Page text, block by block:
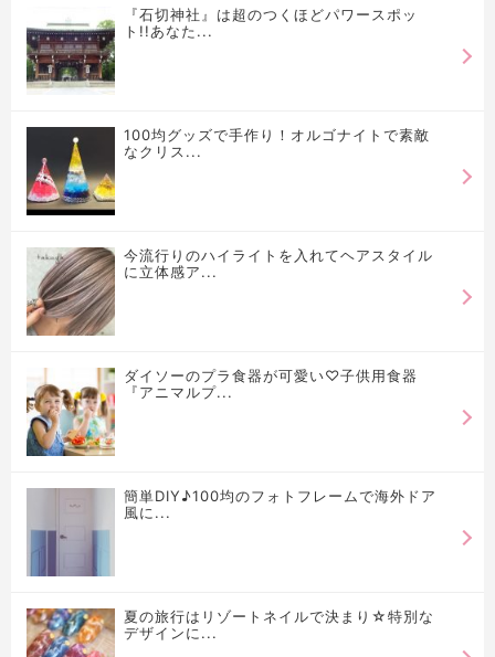
『石切神社』は超のつくほどパワースポッ
ト!!あなた...
100均グッズで手作り！オルゴナイトで素敵
なクリス...
今流行りのハイライトを入れてヘアスタイル
に立体感ア...
ダイソーのプラ食器が可愛い♡子供用食器
『アニマルプ...
簡単DIY♪100均のフォトフレームで海外ドア
風に...
夏の旅行はリゾートネイルで決まり☆特別な
デザインに...